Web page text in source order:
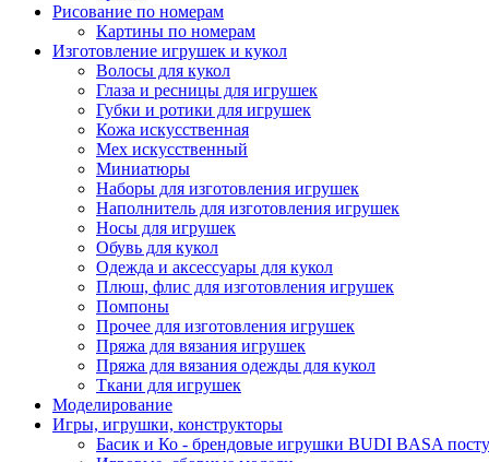
Рисование по номерам
Картины по номерам
Изготовление игрушек и кукол
Волосы для кукол
Глаза и ресницы для игрушек
Губки и ротики для игрушек
Кожа искусственная
Мех искусственный
Миниатюры
Наборы для изготовления игрушек
Наполнитель для изготовления игрушек
Носы для игрушек
Обувь для кукол
Одежда и аксессуары для кукол
Плюш, флис для изготовления игрушек
Помпоны
Прочее для изготовления игрушек
Пряжа для вязания игрушек
Пряжа для вязания одежды для кукол
Ткани для игрушек
Моделирование
Игры, игрушки, конструкторы
Басик и Ко - брендовые игрушки BUDI BASA